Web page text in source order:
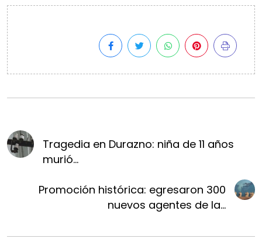
Tragedia en Durazno: niña de 11 años
murió...
Promoción histórica: egresaron 300
nuevos agentes de la...